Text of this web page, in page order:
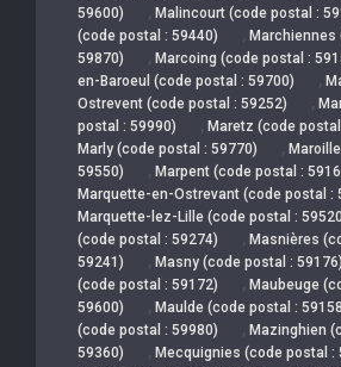
59600)
, Malincourt (code postal :
(code postal : 59440)
, Marchiennes
59870)
, Marcoing (code postal :
en-Baroeul (code postal : 59700)
,
Ostrevent (code postal : 59252)
,
postal : 59990)
, Maretz (code
Marly (code postal : 59770) ,
59550)
, Marpent (code postal :
Marquette-en-Ostrevant (code postal :
Marquette-lez-Lille (code postal :
(code postal : 59274)
, Masnières
59241)
, Masny (code postal : 59176)
(code postal : 59172)
, Maubeuge
59600)
, Maulde (code postal :
(code postal : 59980)
, Mazinghien
59360)
, Mecquignies (code postal :